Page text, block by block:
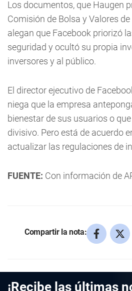
Los documentos, que Haugen
Comisión de Bolsa y Valores
alegan que Facebook priorizó
seguridad y ocultó su propia
inversores y al público.
El director ejecutivo de
niega que la empresa
bienestar de sus usuarios o
divisivo. Pero está de acuerdo
actualizar las regulaciones de
FUENTE: Con información de
Compartir la nota:
¡Recibe las últimas